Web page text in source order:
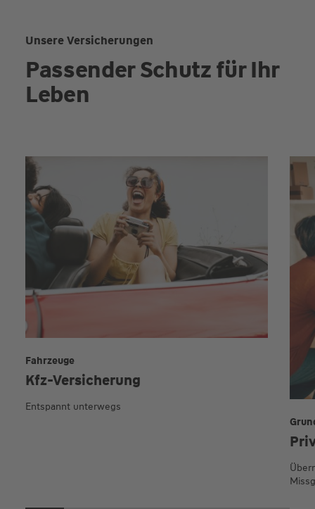
Unsere Versicherungen
Passender Schutz für Ihr
Leben
Kfz-Versicherung
Fahrzeuge
Entspannt unterwegs